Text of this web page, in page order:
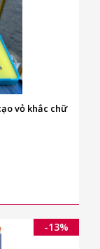
-13%